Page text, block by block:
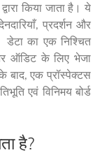
किया जाता है। ये
प्रदर्शन और
डेटा का एक निश्चित
ऑडिट के लिए भेजा
बाद, एक प्रॉस्पेक्टस
एवं विनिमय बोर्ड
है?